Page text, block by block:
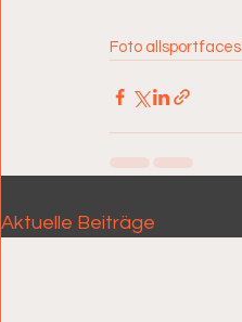
Foto allsportfaces
Aktuelle Beiträge